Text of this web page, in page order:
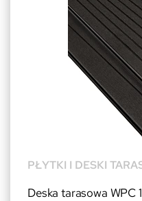
PŁYTKI I DESKI
Deska tarasowa WPC